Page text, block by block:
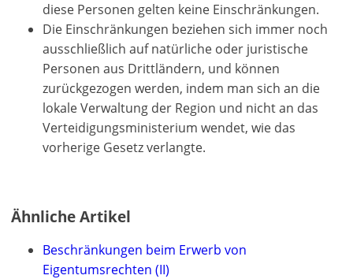
diese Personen gelten keine Einschränkungen.
Die Einschränkungen beziehen sich immer noch
ausschließlich auf natürliche oder juristische
Personen aus Drittländern, und können
zurückgezogen werden, indem man sich an die
lokale Verwaltung der Region und nicht an das
Verteidigungsministerium wendet, wie das
vorherige Gesetz verlangte.
Ähnliche Artikel
Beschränkungen beim Erwerb von
Eigentumsrechten (II)
Konto
haben?
registrieren!
finden